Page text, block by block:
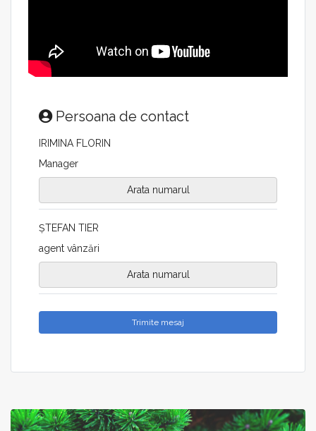
Persoana de contact
IRIMINA FLORIN
Manager
Arata numarul
ȘTEFAN TIER
agent vânzări
Arata numarul
Trimite mesaj